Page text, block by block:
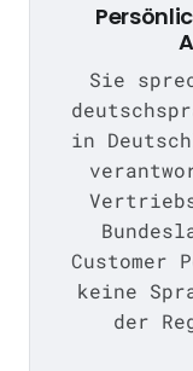
Sie
in
Customer
keine
der